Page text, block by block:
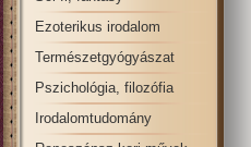
Ezoterikus irodalom
Természetgyógyászat
Pszichológia, filozófia
Irodalomtudomány